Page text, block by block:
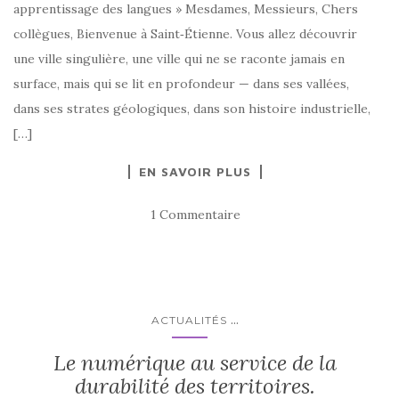
apprentissage des langues » Mesdames, Messieurs, Chers
collègues, Bienvenue à Saint‑Étienne. Vous allez découvrir
une ville singulière, une ville qui ne se raconte jamais en
surface, mais qui se lit en profondeur — dans ses vallées,
dans ses strates géologiques, dans son histoire industrielle,
[…]
EN SAVOIR PLUS
1 Commentaire
ACTUALITÉS ...
Le numérique au service de la
durabilité des territoires.